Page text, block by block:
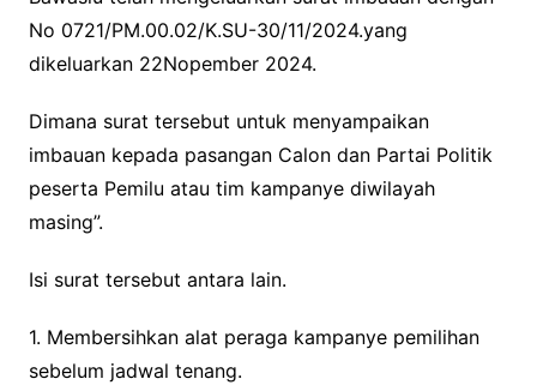
No 0721/PM.00.02/K.SU-30/11/2024.yang
dikeluarkan 22Nopember 2024.
Dimana surat tersebut untuk menyampaikan
imbauan kepada pasangan Calon dan Partai Politik
peserta Pemilu atau tim kampanye diwilayah
masing”.
Isi surat tersebut antara lain.
1. Membersihkan alat peraga kampanye pemilihan
sebelum jadwal tenang.